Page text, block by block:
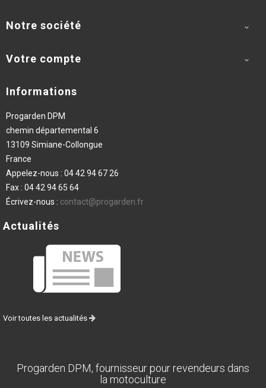
Notre société 
Votre compte 
Informations
Progarden DPM
chemin départemental 6
13109 Simiane-Collongue
France
Appelez-nous : 04 42 94 67 26
Fax : 04 42 94 65 64
Écrivez-nous : contact@progarden.fr
Actualités
Voir toutes les actualités
Progarden DPM, fournisseur pour revendeurs dans
la motoculture